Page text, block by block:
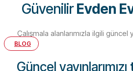
GüvenilirEvden
Çalışmala alanlarımızla ilgili güncel
BLOG
Güncel yayınlarımızı